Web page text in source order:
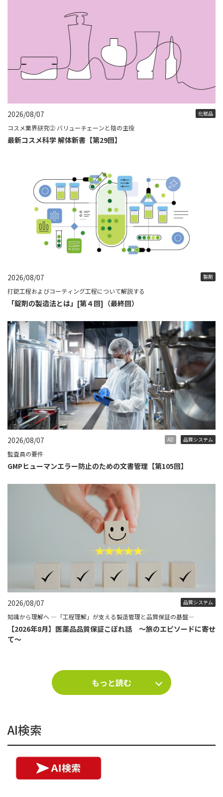
2026/08/07 化粧品
コスメ業界研究② バリューチェーンと陰の主役
最新コスメ科学 解体新書【第29回】
2026/08/07 製剤
打錠工程およびコーティング工程について解説する
「錠剤の製造法とは」[第４回]（最終回）
2026/08/07 AD 品質システム
監査員の要件
GMPヒューマンエラー防止のための文書管理【第105回】
2026/08/07 品質システム
知識から理解へ ―「工程理解」が支える製造管理と品質保証の基盤―
【2026年8月】医薬品品質保証こぼれ話 ～旅のエピソードに寄せ
て～
もっと読む
AI検索